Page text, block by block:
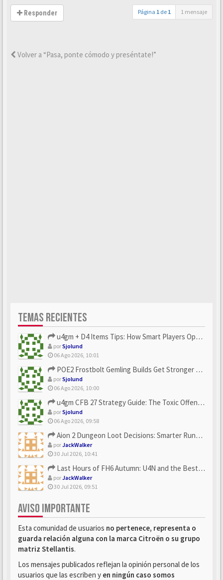
Responder Página 1 de 1 1 mensaje
Volver a “Pasa, ponte cómodo y preséntate!”
TEMAS RECIENTES
u4gm + D4 Items Tips: How Smart Players Optimize Gear, Build...
porSjolund
06 Ago 2026, 10:01
POE2 Frostbolt Gemling Builds Get Stronger With u4gm’s Ice C...
porSjolund
06 Ago 2026, 10:00
u4gm CFB 27 Strategy Guide: The Toxic Offensive Scheme Your ...
porSjolund
06 Ago 2026, 09:58
Aion 2 Dungeon Loot Decisions: Smarter Runs With U4N
porJackWalker
30 Jul 2026, 10:41
Last Hours of FH6 Autumn: U4N and the Best Rewards to Grab
porJackWalker
30 Jul 2026, 09:51
AVISO IMPORTANTE
Esta comunidad de usuarios no pertenece, representa o
guarda relación alguna con la marca Citroën o su grupo
matriz Stellantis.
Los mensajes publicados reflejan la opinión personal de los
usuarios que las escriben y en ningún caso somos